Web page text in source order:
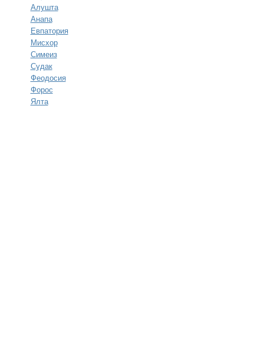
Алушта
Анапа
Евпатория
Мисхор
Симеиз
Судак
Феодосия
Форос
Ялта